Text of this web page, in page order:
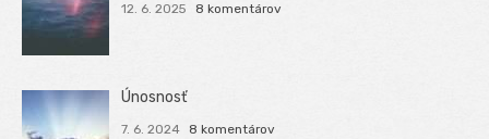
12. 6. 2025 8 komentárov
Únosnosť
7. 6. 2024 8 komentárov